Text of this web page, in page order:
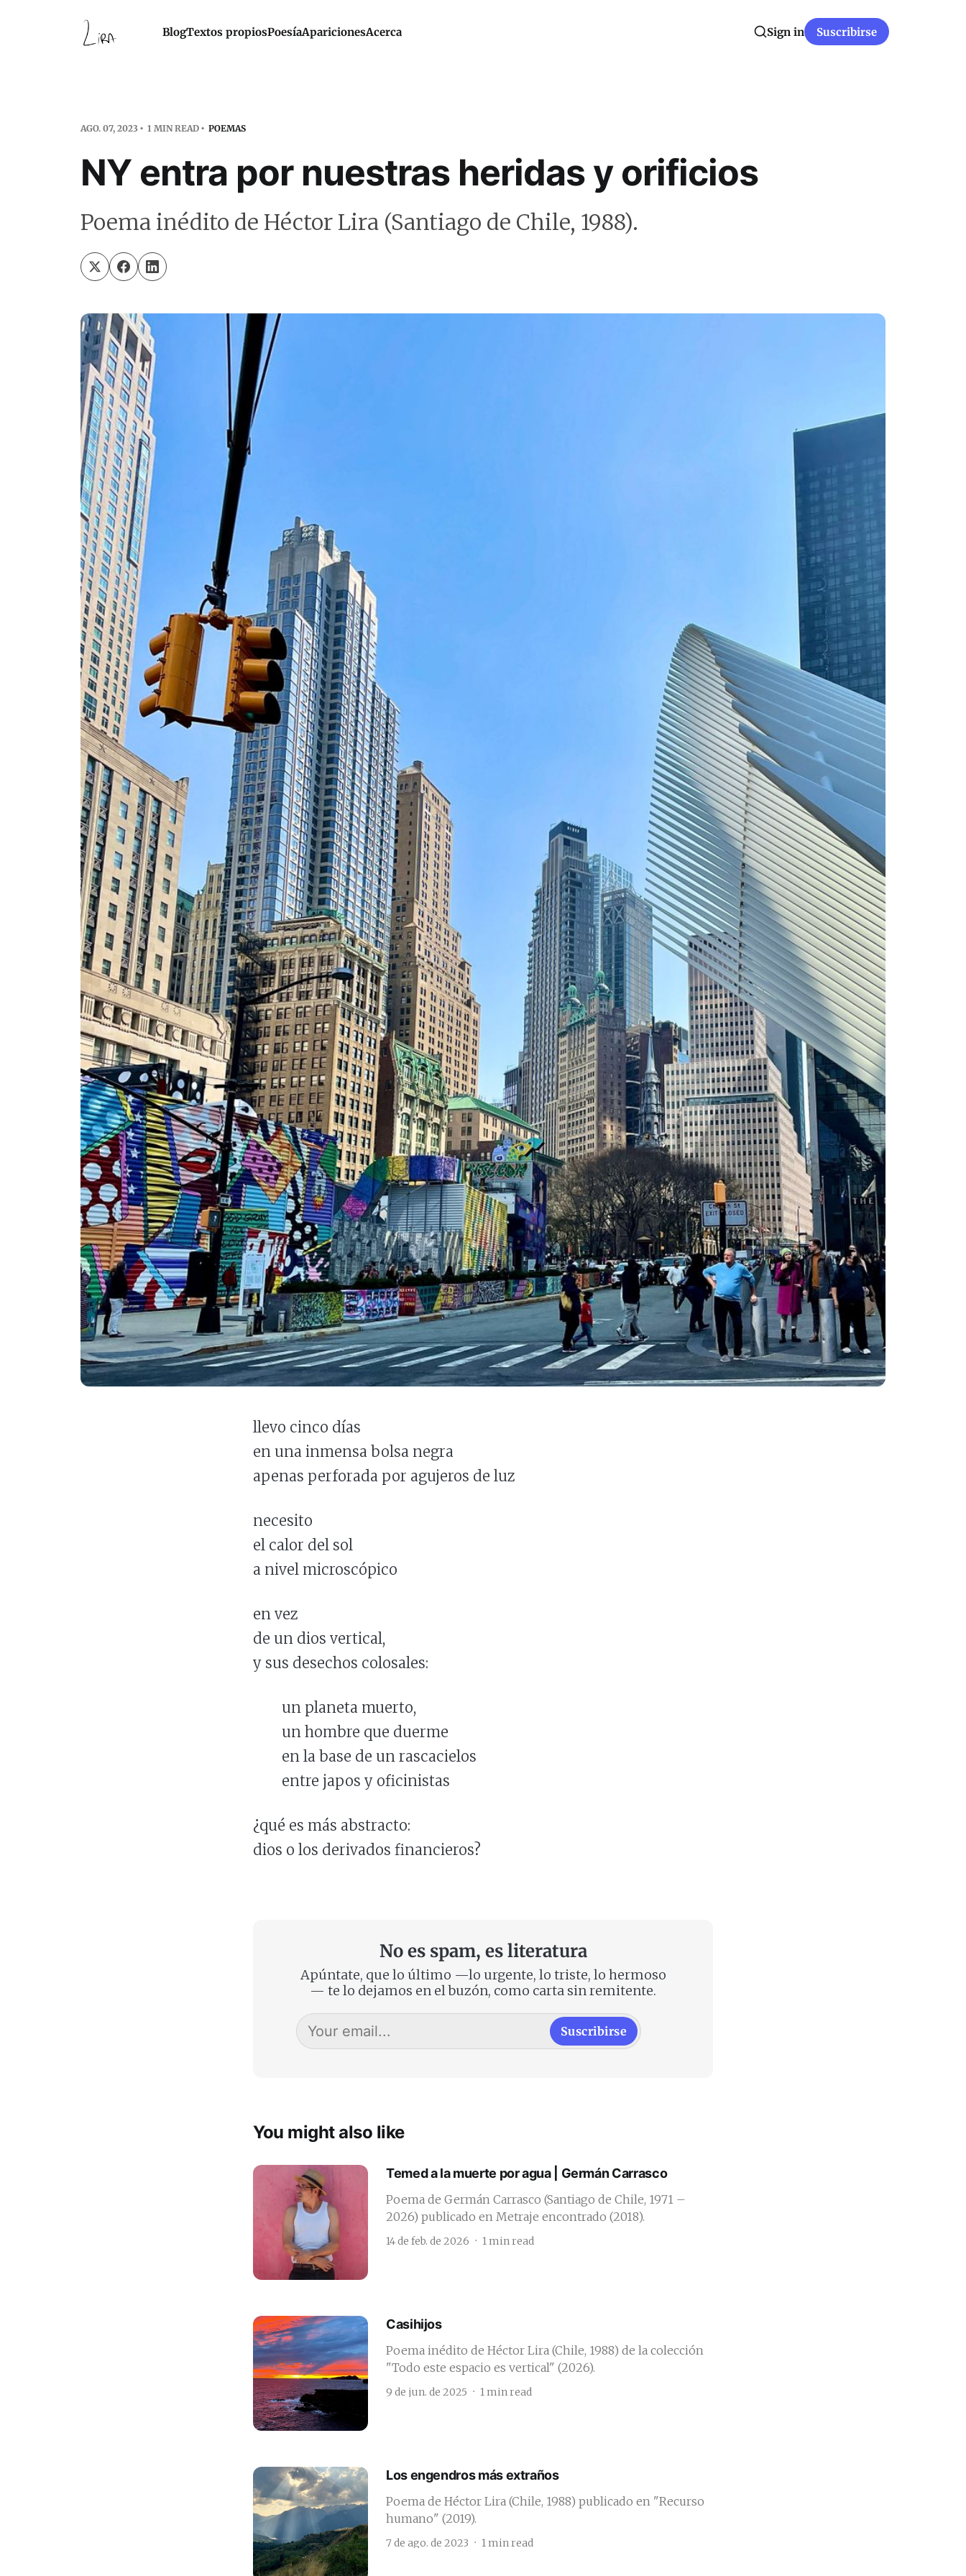
BlogTextos propiosPoesíaAparicionesAcerca Sign in Suscribirse
AGO. 07, 2023 1 MIN READ POEMAS
NY entra por nuestras heridas y orificios
Poema inédito de Héctor Lira (Santiago de Chile, 1988).
llevo cinco días
en una inmensa bolsa negra
apenas perforada por agujeros de luz
necesito
el calor del sol
a nivel microscópico
en vez
de un dios vertical,
y sus desechos colosales:
un planeta muerto,
un hombre que duerme
en la base de un rascacielos
entre japos y oficinistas
¿qué es más abstracto:
dios o los derivados financieros?
No es spam, es literatura
Apúntate, que lo último —lo urgente, lo triste, lo hermoso
— te lo dejamos en el buzón, como carta sin remitente.
Suscribirse
You might also like
Temed a la muerte por agua | Germán Carrasco
Poema de Germán Carrasco (Santiago de Chile, 1971 –
2026) publicado en Metraje encontrado (2018).
14 de feb. de 2026 1 min read
Casihijos
Poema inédito de Héctor Lira (Chile, 1988) de la colección
"Todo este espacio es vertical" (2026).
9 de jun. de 2025 1 min read
Los engendros más extraños
Poema de Héctor Lira (Chile, 1988) publicado en "Recurso
humano" (2019).
7 de ago. de 2023 1 min read